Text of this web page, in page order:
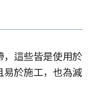
這些皆是使用於
於施工，也為減